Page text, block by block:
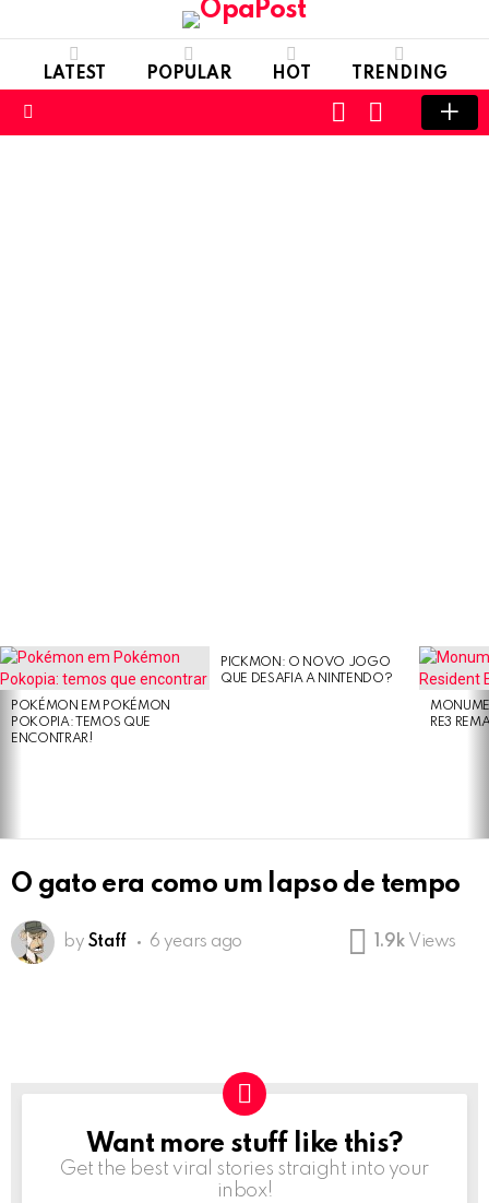
LATEST POPULAR HOT TRENDING
SWITCH
SKIN
LOGIN
LATEST
STORIES
POKÉMON EM POKÉMON
POKOPIA: TEMOS QUE
ENCONTRAR!
PICKMON: O NOVO JOGO
QUE DESAFIA A NINTENDO?
RE3
O gato era como um lapso de tempo
by Staff 6 years ago 1.9k Views
NEWSLETTER
Want more stuff like this?
Get the best viral stories straight into your
inbox!